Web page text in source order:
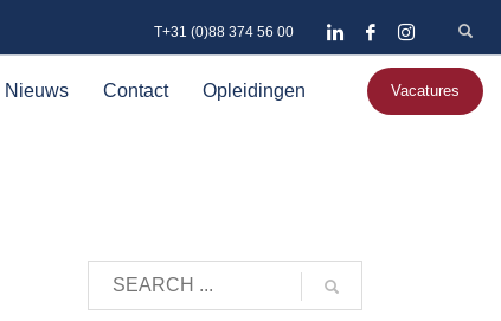
T+31 (0)88 374 56 00
Nieuws Contact Opleidingen Vacatures